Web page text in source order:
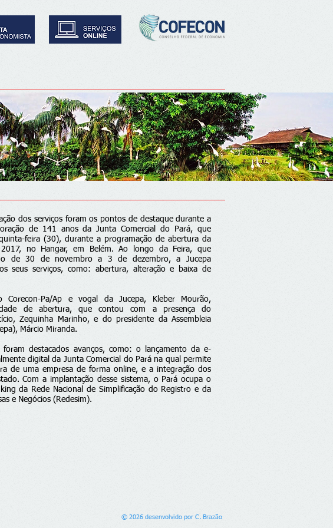
dos serviços foram os pontos de destaque durante a
de 141 anos da Junta Comercial do Pará, que
feira (30), durante a programação de abertura da
2017, no Hangar, em Belém. Ao longo da Feira, que
de 30 de novembro a 3 de dezembro, a Jucepa
seus serviços, como: abertura, alteração e baixa de
Corecon-Pa/Ap e vogal da Jucepa, Kleber Mourão,
de abertura, que contou com a presença do
Zequinha Marinho, e do presidente da Assembleia
Márcio Miranda.
foram destacados avanços, como: o lançamento da e-
digital da Junta Comercial do Pará na qual permite
de uma empresa de forma online, e a integração dos
Com a implantação desse sistema, o Pará ocupa o
da Rede Nacional de Simplificação do Registro e da
e Negócios (Redesim).
© 2026 desenvolvido por C. Brazão